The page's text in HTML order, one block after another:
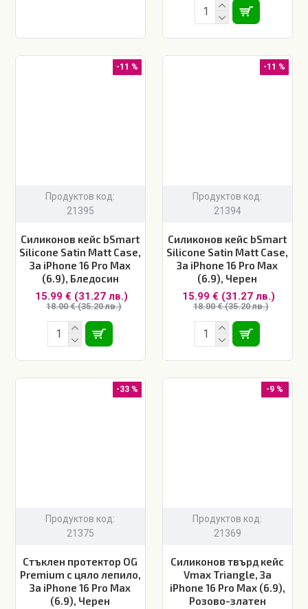
-11 %
Продуктов код:
21395
Силиконов кейс bSmart
Silicone Satin Matt Case,
За iPhone 16 Pro Max
(6.9), Бледосин
15.99 € (31.27 лв.)
18.00 € (35.20 лв.)
-11 %
Продуктов код:
21394
Силиконов кейс bSmart
Silicone Satin Matt Case,
За iPhone 16 Pro Max
(6.9), Черен
15.99 € (31.27 лв.)
18.00 € (35.20 лв.)
-33 %
Продуктов код:
21375
Стъклен протектор OG
Premium с цяло лепило,
За iPhone 16 Pro Max
(6.9), Черен
-9 %
Продуктов код:
21369
Силиконов твърд кейс
Vmax Triangle, За
iPhone 16 Pro Max (6.9),
Розово-златен